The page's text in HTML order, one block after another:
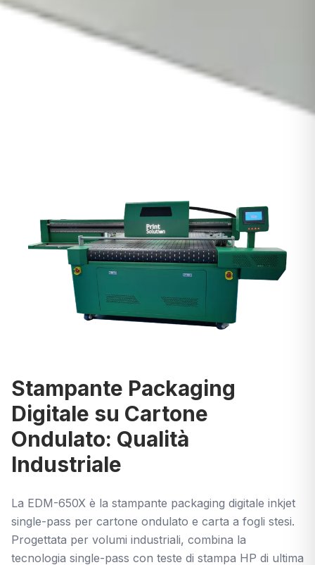
Stampante Packaging
Digitale su Cartone
Ondulato: Qualità
Industriale
La EDM-650X è la stampante packaging digitale inkjet
single-pass per cartone ondulato e carta a fogli stesi.
Progettata per volumi industriali, combina la
tecnologia single-pass con teste di stampa HP di ultima